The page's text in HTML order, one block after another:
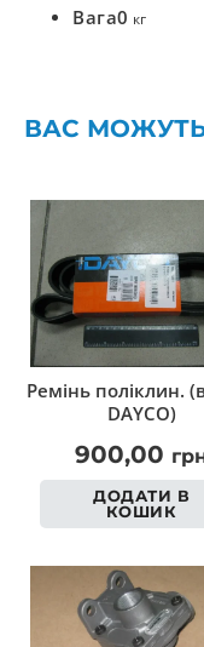
Вага0 кг
ВАС
Ремінь поліклин.
DAYCO)
900,00
ДОДАТИ В
КОШИК